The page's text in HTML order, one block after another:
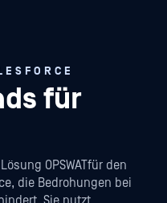
für
OPSWATfür den
die Bedrohungen bei